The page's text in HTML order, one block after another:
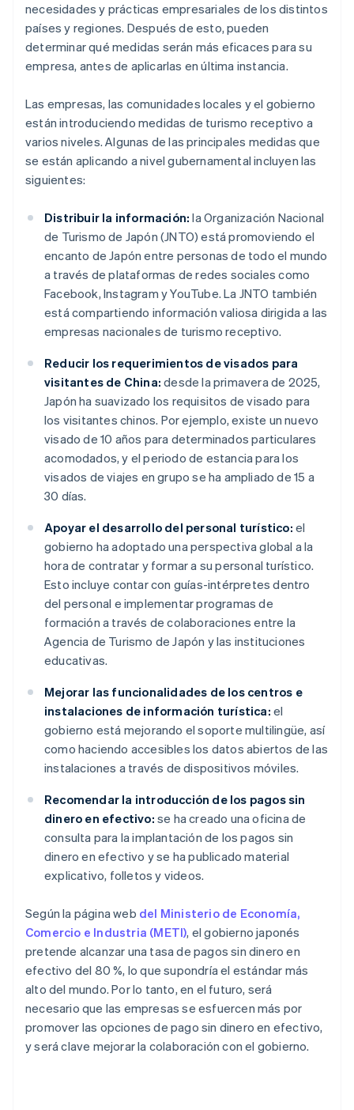
necesidades y prácticas empresariales de los distintos
países y regiones. Después de esto, pueden
determinar qué medidas serán más eficaces para su
empresa, antes de aplicarlas en última instancia.
Las empresas, las comunidades locales y el gobierno
están introduciendo medidas de turismo receptivo a
varios niveles. Algunas de las principales medidas que
se están aplicando a nivel gubernamental incluyen las
siguientes:
Distribuir la información: la Organización Nacional
de Turismo de Japón (JNTO) está promoviendo el
encanto de Japón entre personas de todo el mundo
a través de plataformas de redes sociales como
Facebook, Instagram y YouTube. La JNTO también
está compartiendo información valiosa dirigida a las
empresas nacionales de turismo receptivo.
Reducir los requerimientos de visados para
visitantes de China: desde la primavera de 2025,
Japón ha suavizado los requisitos de visado para
los visitantes chinos. Por ejemplo, existe un nuevo
visado de 10 años para determinados particulares
acomodados, y el periodo de estancia para los
visados de viajes en grupo se ha ampliado de 15 a
30 días.
Apoyar el desarrollo del personal turístico: el
gobierno ha adoptado una perspectiva global a la
hora de contratar y formar a su personal turístico.
Esto incluye contar con guías-intérpretes dentro
del personal e implementar programas de
formación a través de colaboraciones entre la
Agencia de Turismo de Japón y las instituciones
educativas.
Mejorar las funcionalidades de los centros e
instalaciones de información turística: el
gobierno está mejorando el soporte multilingüe, así
como haciendo accesibles los datos abiertos de las
instalaciones a través de dispositivos móviles.
Recomendar la introducción de los pagos sin
dinero en efectivo: se ha creado una oficina de
consulta para la implantación de los pagos sin
dinero en efectivo y se ha publicado material
explicativo, folletos y videos.
Según la página web del Ministerio de Economía,
Comercio e Industria (METI), el gobierno japonés
pretende alcanzar una tasa de pagos sin dinero en
efectivo del 80 %, lo que supondría el estándar más
alto del mundo. Por lo tanto, en el futuro, será
necesario que las empresas se esfuercen más por
promover las opciones de pago sin dinero en efectivo,
y será clave mejorar la colaboración con el gobierno.